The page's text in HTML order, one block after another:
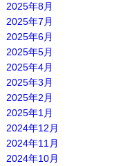
2025年8月
2025年7月
2025年6月
2025年5月
2025年4月
2025年3月
2025年2月
2025年1月
2024年12月
2024年11月
2024年10月